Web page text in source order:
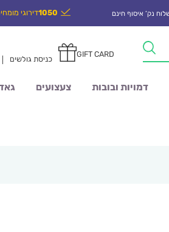
1050דירוגי
GIFT CARD כניסת גולשים
דמויות ובובות צעצועים